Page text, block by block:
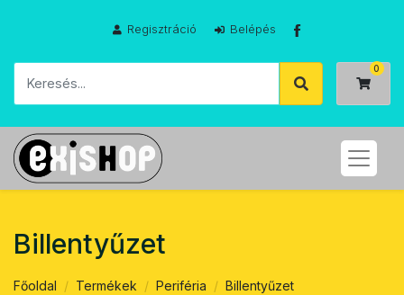
Regisztráció Belépés
Billentyűzet
Főoldal Termékek Periféria Billentyűzet